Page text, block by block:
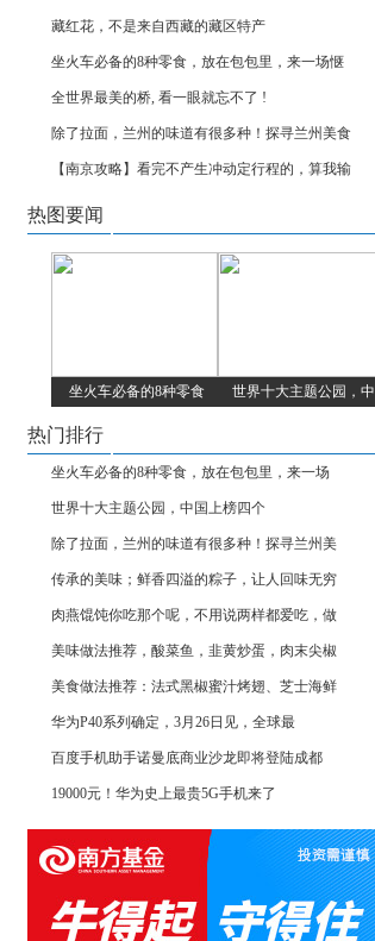
藏红花，不是来自西藏的藏区特产
坐火车必备的8种零食，放在包包里，来一场惬
全世界最美的桥, 看一眼就忘不了 !
除了拉面，兰州的味道有很多种！探寻兰州美食
【南京攻略】看完不产生冲动定行程的，算我输
热图要闻
坐火车必备的8种零食 世界十大主题公园，中
热门排行
坐火车必备的8种零食，放在包包里，来一场
世界十大主题公园，中国上榜四个
除了拉面，兰州的味道有很多种！探寻兰州美
传承的美味；鲜香四溢的粽子，让人回味无穷
肉燕馄饨你吃那个呢，不用说两样都爱吃，做
美味做法推荐，酸菜鱼，韭黄炒蛋，肉末尖椒
美食做法推荐：法式黑椒蜜汁烤翅、芝士海鲜
华为P40系列确定，3月26日见，全球最
百度手机助手诺曼底商业沙龙即将登陆成都
19000元！华为史上最贵5G手机来了